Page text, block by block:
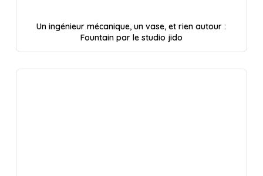
Un ingénieur mécanique, un vase, et rien autour :
Fountain par le studio jido